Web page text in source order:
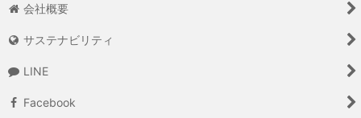
会社概要
サステナビリティ
LINE
Facebook